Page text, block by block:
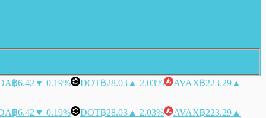
฿6.42 ▼ 0.19% DOT฿28.03 ▲ 2.03% AVAX฿223.29 ▲
฿6.42 ▼ 0.19% DOT฿28.03 ▲ 2.03% AVAX฿223.29 ▲